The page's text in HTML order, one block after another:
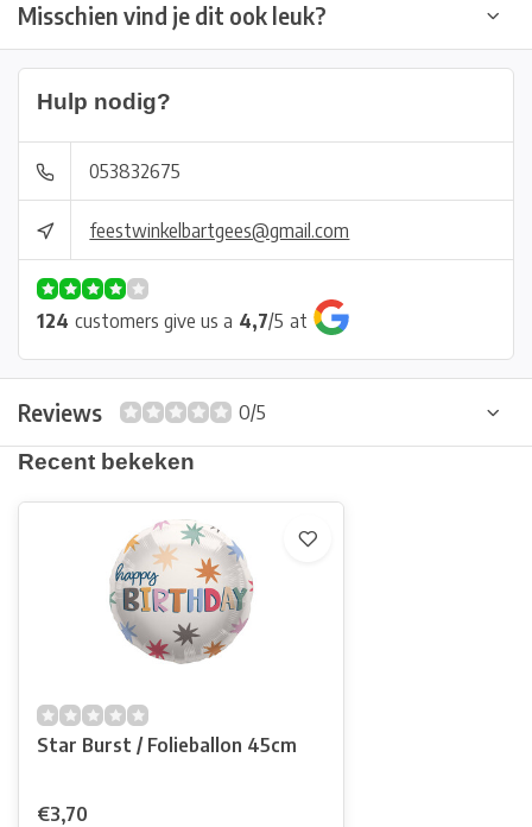
Misschien vind je dit ook leuk?
Hulp nodig?
053832675
feestwinkelbartgees@gmail.com
124 customers give us a 4,7/5 at
Reviews
0/5
Recent bekeken
Star Burst / Folieballon 45cm
€3,70